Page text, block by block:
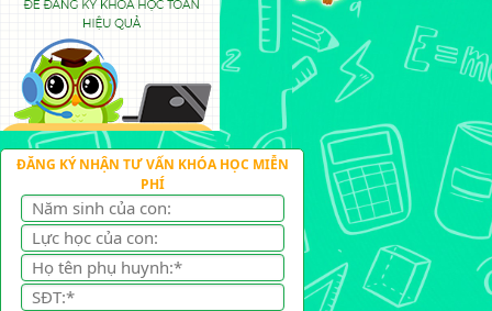
ĐĂNG KÝ NHẬN TƯ VẤN KHÓA HỌC MIỄN
PHÍ